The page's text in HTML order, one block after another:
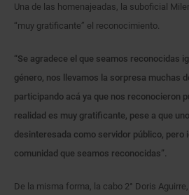
Una de las homenajeadas, la suboficial
“muy gratificante” el reconocimiento.
“Se agradece el que seamos reconocidas
género, nos llevamos la sorpresa muchas
participando acá ya que nos reconocieron
realidad es muy gratificante, pese a que
desinteresada como servidor público, pero
comunidad que seamos reconocidas”.
De la misma forma, la cabo 2° Doris